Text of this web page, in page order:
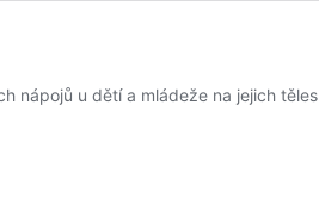
nápojů u dětí a mládeže na jejich